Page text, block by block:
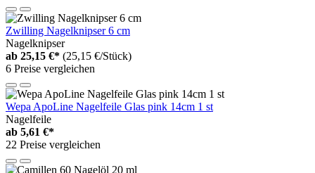
Zwilling Nagelknipser 6 cm
Nagelknipser
ab 25,15 €* (25,15 €/Stück)
6 Preise vergleichen
Wepa ApoLine Nagelfeile Glas pink 14cm 1 st
Nagelfeile
ab 5,61 €*
22 Preise vergleichen